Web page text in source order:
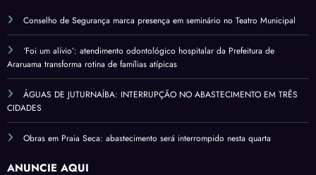
Conselho de Segurança marca presença em seminário no Teatro Municipal
‘Foi um alívio’: atendimento odontológico hospitalar da Prefeitura de
Araruama transforma rotina de famílias atípicas
ÁGUAS DE JUTURNAÍBA: INTERRUPÇÃO NO ABASTECIMENTO EM TRÊS
CIDADES
Obras em Praia Seca: abastecimento será interrompido nesta quarta
ANUNCIE AQUI